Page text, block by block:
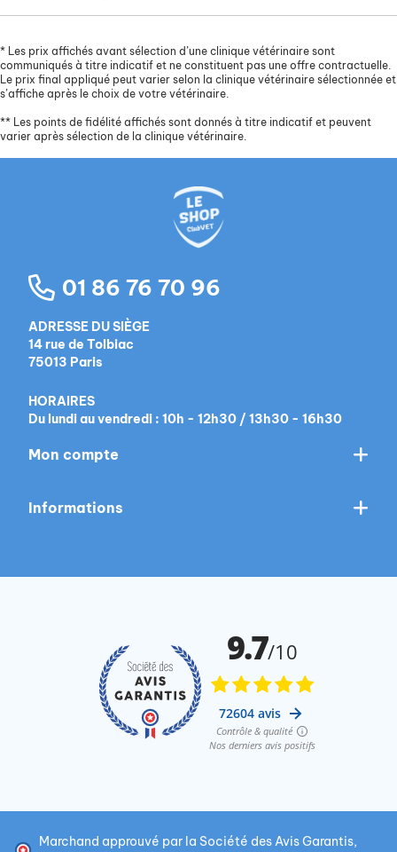
* Les prix affichés avant sélection d’une clinique vétérinaire sont
communiqués à titre indicatif et ne constituent pas une offre contractuelle.
Le prix final appliqué peut varier selon la clinique vétérinaire sélectionnée et
s’affiche après le choix de votre vétérinaire.
** Les points de fidélité affichés sont donnés à titre indicatif et peuvent
varier après sélection de la clinique vétérinaire.
01 86 76 70 96
ADRESSE DU SIÈGE
14 rue de Tolbiac
75013 Paris
HORAIRES
Du lundi au vendredi : 10h - 12h30 / 13h30 - 16h30
Mon compte
Informations
Marchand approuvé par la Société des Avis Garantis,